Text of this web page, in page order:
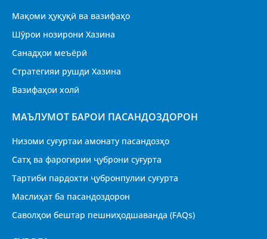
Мақоми ҳуқуқӣ ва вазифаҳо
Шӯрои нозирони Хазина
Санадҳои меъёрӣ
Стратегияи рушди Хазина
Вазифаҳои холӣ
МАЪЛУМОТ БАРОИ ПАСАНДОЗДОРОН
Низоми суғуртаи амонату пасандозҳо
Сатҳ ва фарогирии ҷуброни суғурта
Тартиби пардохти ҷубронпулии суғурта
Маслиҳат ба пасандоздорон
Саволҳои бештар пешниҳодшаванда (FAQs)